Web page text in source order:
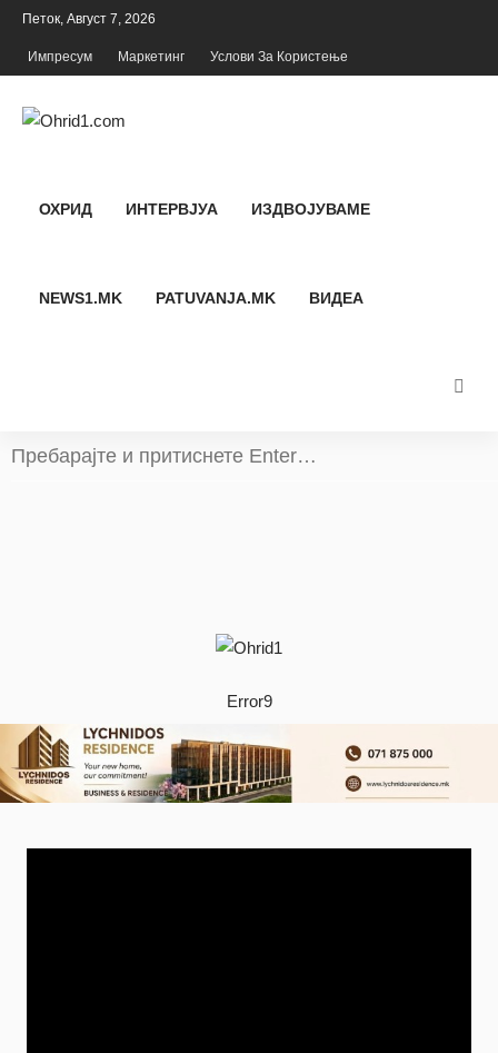
Петок, Август 7, 2026
Импресум Маркетинг Услови За Користење
ОХРИД ИНТЕРВЈУА ИЗДВОЈУВАМЕ
NEWS1.MK PATUVANJA.MK ВИДЕА
Error9